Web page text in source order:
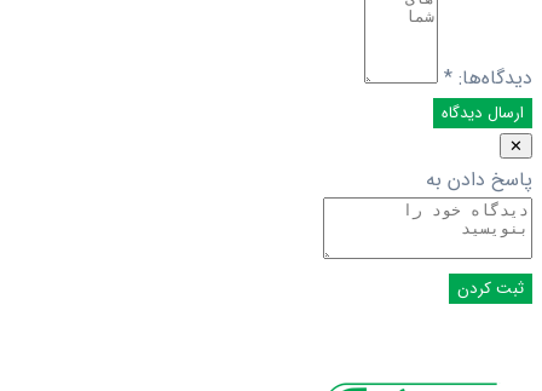
دیدگاه‌ها: *
✕
پاسخ دادن به